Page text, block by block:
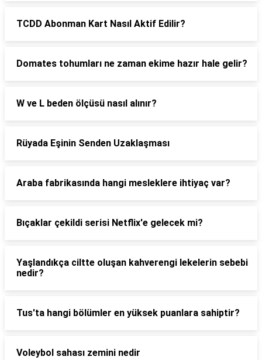
TCDD Abonman Kart Nasıl Aktif Edilir?
Domates tohumları ne zaman ekime hazır hale gelir?
W ve L beden ölçüsü nasıl alınır?
Rüyada Eşinin Senden Uzaklaşması
Araba fabrikasında hangi mesleklere ihtiyaç var?
Bıçaklar çekildi serisi Netflix'e gelecek mi?
Yaşlandıkça ciltte oluşan kahverengi lekelerin sebebi
nedir?
Tus'ta hangi bölümler en yüksek puanlara sahiptir?
Voleybol sahası zemini nedir